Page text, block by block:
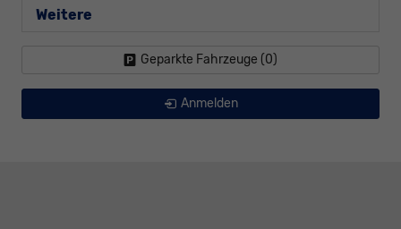
Weitere
Geparkte Fahrzeuge (0)
Anmelden